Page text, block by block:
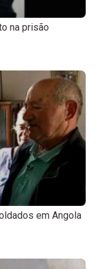
na prisão
em Angola